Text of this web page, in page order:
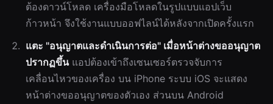
ต้องดาวน์โหลด เครื่องมือโหลดในรูปแบบแอปเว็บ
ก้าวหน้า จึงใช้งานแบบออฟไลน์ได้หลังจากเปิดครั้งแรก
แตะ "อนุญาตและดำเนินการต่อ" เมื่อหน้าต่างขออนุญาต
ปรากฏขึ้นแอปต้องเข้าถึงเซนเซอร์ตรวจจับการ
เคลื่อนไหวของเครื่อง บน iPhone ระบบ iOS จะแสดง
หน้าต่างขออนุญาตของตัวเอง ส่วนบน Android